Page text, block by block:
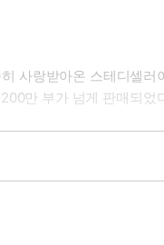
사랑받아온 스테디셀
만 부가 넘게 판매되었
책으로, 준비 20년, 매